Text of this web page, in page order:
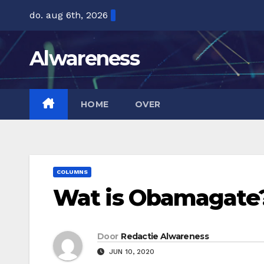
inhoud
do. aug 6th, 2026
Alwareness
HOME OVER
COLUMNS
Wat is
Door Redactie Alwareness
JUN 10, 2020